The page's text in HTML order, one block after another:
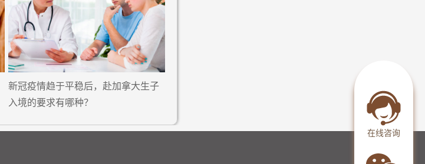
新冠疫情趋于平稳后，赴加拿大生子
入境的要求有哪种？
在线咨询